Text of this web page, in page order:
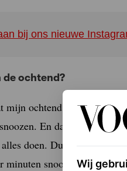
bij ons nieuwe
de ochtend?
ochtend er anders uit
En dan mezelf
doen. Dus douchen,
snoozen boven
Wij